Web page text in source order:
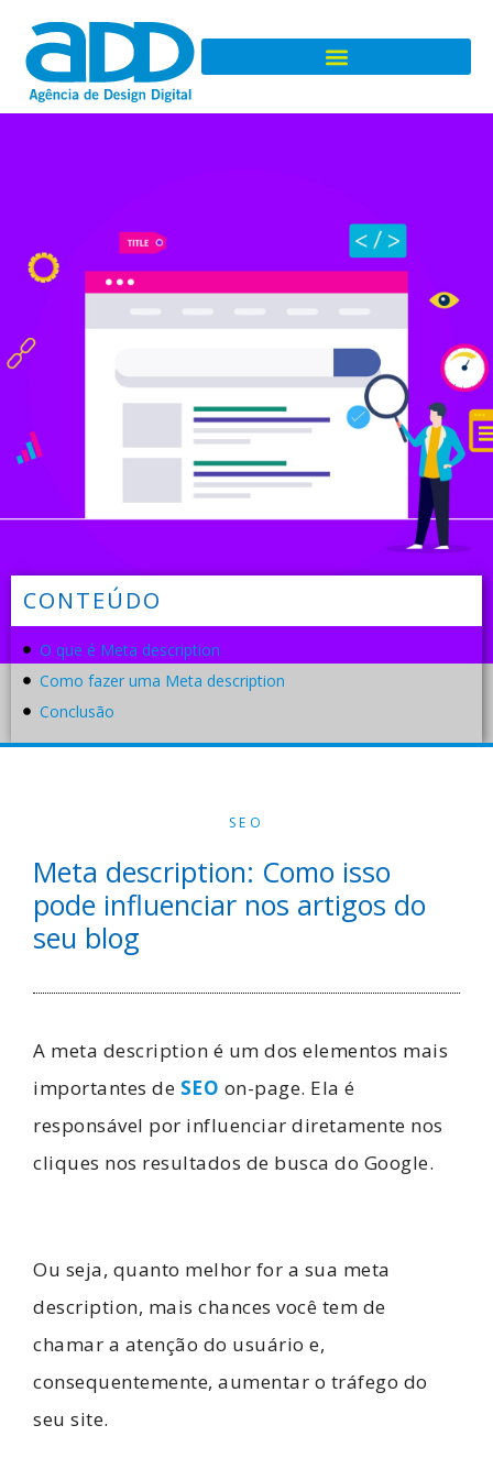
CONTEÚDO
O que é Meta description
Como fazer uma Meta description
Conclusão
SEO
Meta description: Como isso
pode influenciar nos artigos do
seu blog
A meta description é um dos elementos mais
importantes de SEO on-page. Ela é
responsável por influenciar diretamente nos
cliques nos resultados de busca do Google.
Ou seja, quanto melhor for a sua meta
description, mais chances você tem de
chamar a atenção do usuário e,
consequentemente, aumentar o tráfego do
seu site.